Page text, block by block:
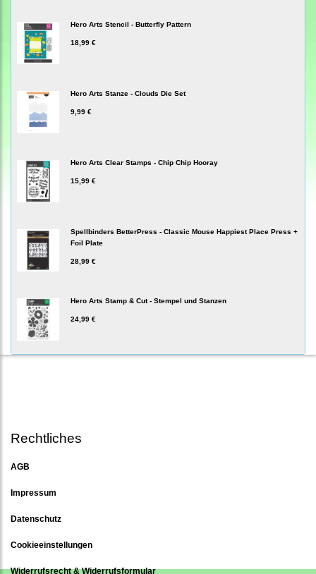
Hero Arts Stencil - Butterfly Pattern
18,99 €
Hero Arts Stanze - Clouds Die Set
9,99 €
Hero Arts Clear Stamps - Chip Chip Hooray
15,99 €
Spellbinders BetterPress - Classic Mouse Happiest Place Press +
Foil Plate
28,99 €
Hero Arts Stamp & Cut - Stempel und Stanzen
24,99 €
Rechtliches
AGB
Impressum
Datenschutz
Cookieeinstellungen
Widerrufsrecht & Widerrufsformular